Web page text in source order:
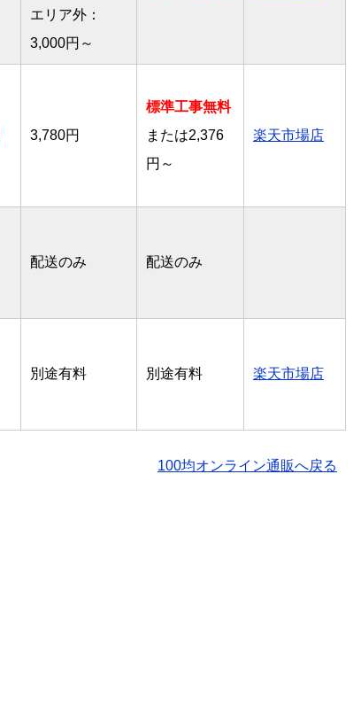
エリア外：
3,000円～
3,780円
標準工事無料
または2,376
円～
楽天市場店
配送のみ 配送のみ
別途有料 別途有料 楽天市場店
100均オンライン通販へ戻る